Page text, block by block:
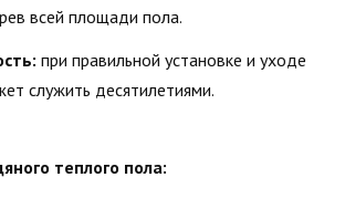
всей площади пола.
при правильной установке и уходе
служить десятилетиями.
теплого пола: